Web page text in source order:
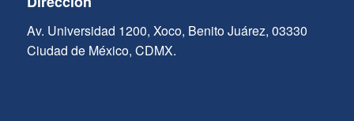
Av. Universidad 1200, Xoco, Benito Juárez, 03330
Ciudad de México, CDMX.